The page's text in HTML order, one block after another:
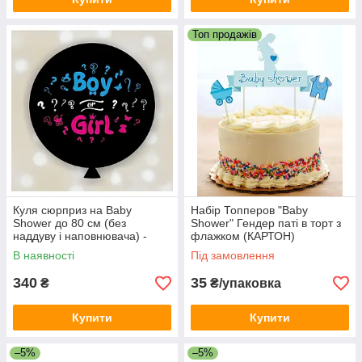
Куля сюрприз на Baby
Shower до 80 см (без
наддуву і наповнювача) -
Англійською
В наявності
340 ₴
Купити
Топ продажів
Набір Топперов "Baby
Shower" Гендер паті в торт з
флажком (КАРТОН)
(Хлопчик)
Під замовлення
35 ₴/упаковка
Купити
–5% –5%